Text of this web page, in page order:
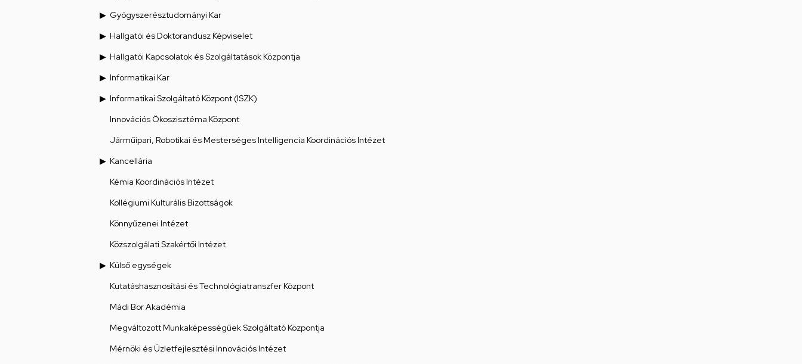
Gyógyszerésztudományi Kar
Hallgatói és Doktorandusz Képviselet
Hallgatói Kapcsolatok és Szolgáltatások Központja
Informatikai Kar
Informatikai Szolgáltató Központ (ISZK)
Innovációs Ökoszisztéma Központ
Járműipari, Robotikai és Mesterséges Intelligencia Koordinációs Intézet
Kancellária
Kémia Koordinációs Intézet
Kollégiumi Kulturális Bizottságok
Könnyűzenei Intézet
Közszolgálati Szakértői Intézet
Külső egységek
Kutatáshasznosítási és Technológiatranszfer Központ
Mádi Bor Akadémia
Megváltozott Munkaképességűek Szolgáltató Központja
Mérnöki és Üzletfejlesztési Innovációs Intézet